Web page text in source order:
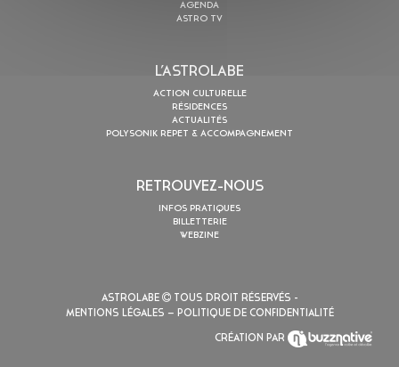
AGENDA
ASTRO TV
L’ASTROLABE
ACTION CULTURELLE
RÉSIDENCES
ACTUALITÉS
POLYSONIK REPET & ACCOMPAGNEMENT
RETROUVEZ-NOUS
INFOS PRATIQUES
BILLETTERIE
WEBZINE
ASTROLABE
TOUS DROIT RÉSERVÉS -
MENTIONS LÉGALES – POLITIQUE DE CONFIDENTIALITÉ
CRÉATION PAR